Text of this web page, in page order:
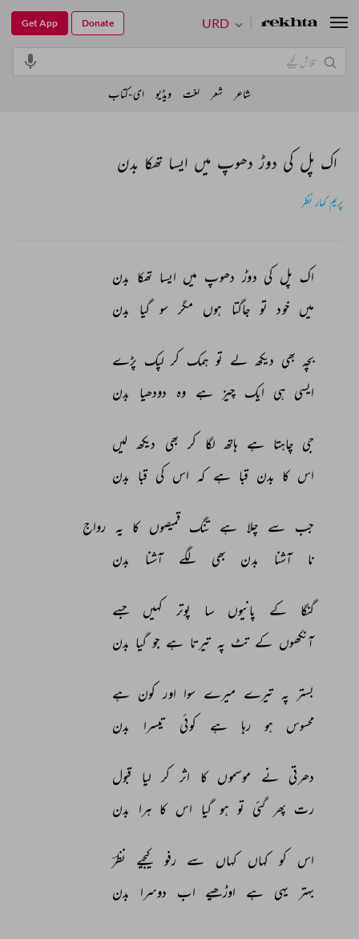
اک پل کی دوڑ دھوپ میں ایسا تھکا بدن
پریم کمار نظر
اک پل کی دوڑ دھوپ میں ایسا تھکا بدن
میں خود تو جاگتا ہوں مگر سو گیا بدن
بچہ بھی دیکھ لے تو ہمک کر لپک پڑے
ایسی ہی ایک چیز ہے وہ دودھیا بدن
جی چاہتا ہے ہاتھ لگا کر بھی دیکھ لیں
اس کا بدن قبا ہے کہ اس کی قبا بدن
جب سے چلا ہے تنگ قمیصوں کا یہ رواج
نا
آشنا بدن بھی لگے آشنا بدن
گنگا کے پانیوں سا پوتر کہیں
جسے
آنکھوں کے تٹ پہ تیرتا ہے جو گیا بدن
بستر پہ تیرے میرے سوا اور کون ہے
محسوس
ہو رہا ہے کوئی تیسرا بدن
دھرتی نے موسموں کا اثر کر لیا
قبول
رت پھر گئی تو ہو گیا اس کا ہرا بدن
اس کو کہاں کہاں سے رفو کیجیے
نظرؔ
بہتر
یہی ہے اوڑھیے اب دوسرا بدن
URD
Get App Donate
شاعر شعر لغت ویڈیو ای-کتاب